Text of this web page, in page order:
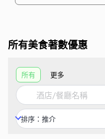
所有美食著數優惠
所有 更多